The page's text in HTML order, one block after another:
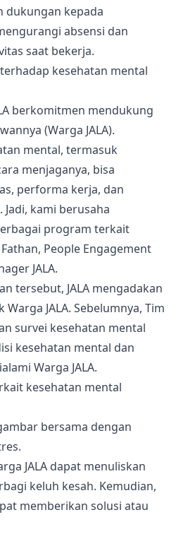
dukungan kepada
absensi dan
saat bekerja.
kesehatan mental
berkomitmen mendukung
(Warga JALA).
mental, termasuk
menjaganya, bisa
performa kerja, dan
kami berusaha
program terkait
People Engagement
JALA.
tersebut, JALA mengadakan
JALA. Sebelumnya, Tim
survei kesehatan mental
kesehatan mental dan
Warga JALA.
kesehatan mental
bersama dengan
JALA dapat menuliskan
keluh kesah. Kemudian,
memberikan solusi atau